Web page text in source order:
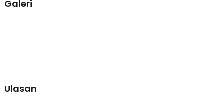
200/500/520/800/810/1000/20/25 dan juga Bryton Rider 20, 21, 30,
Galeri
Ulasan